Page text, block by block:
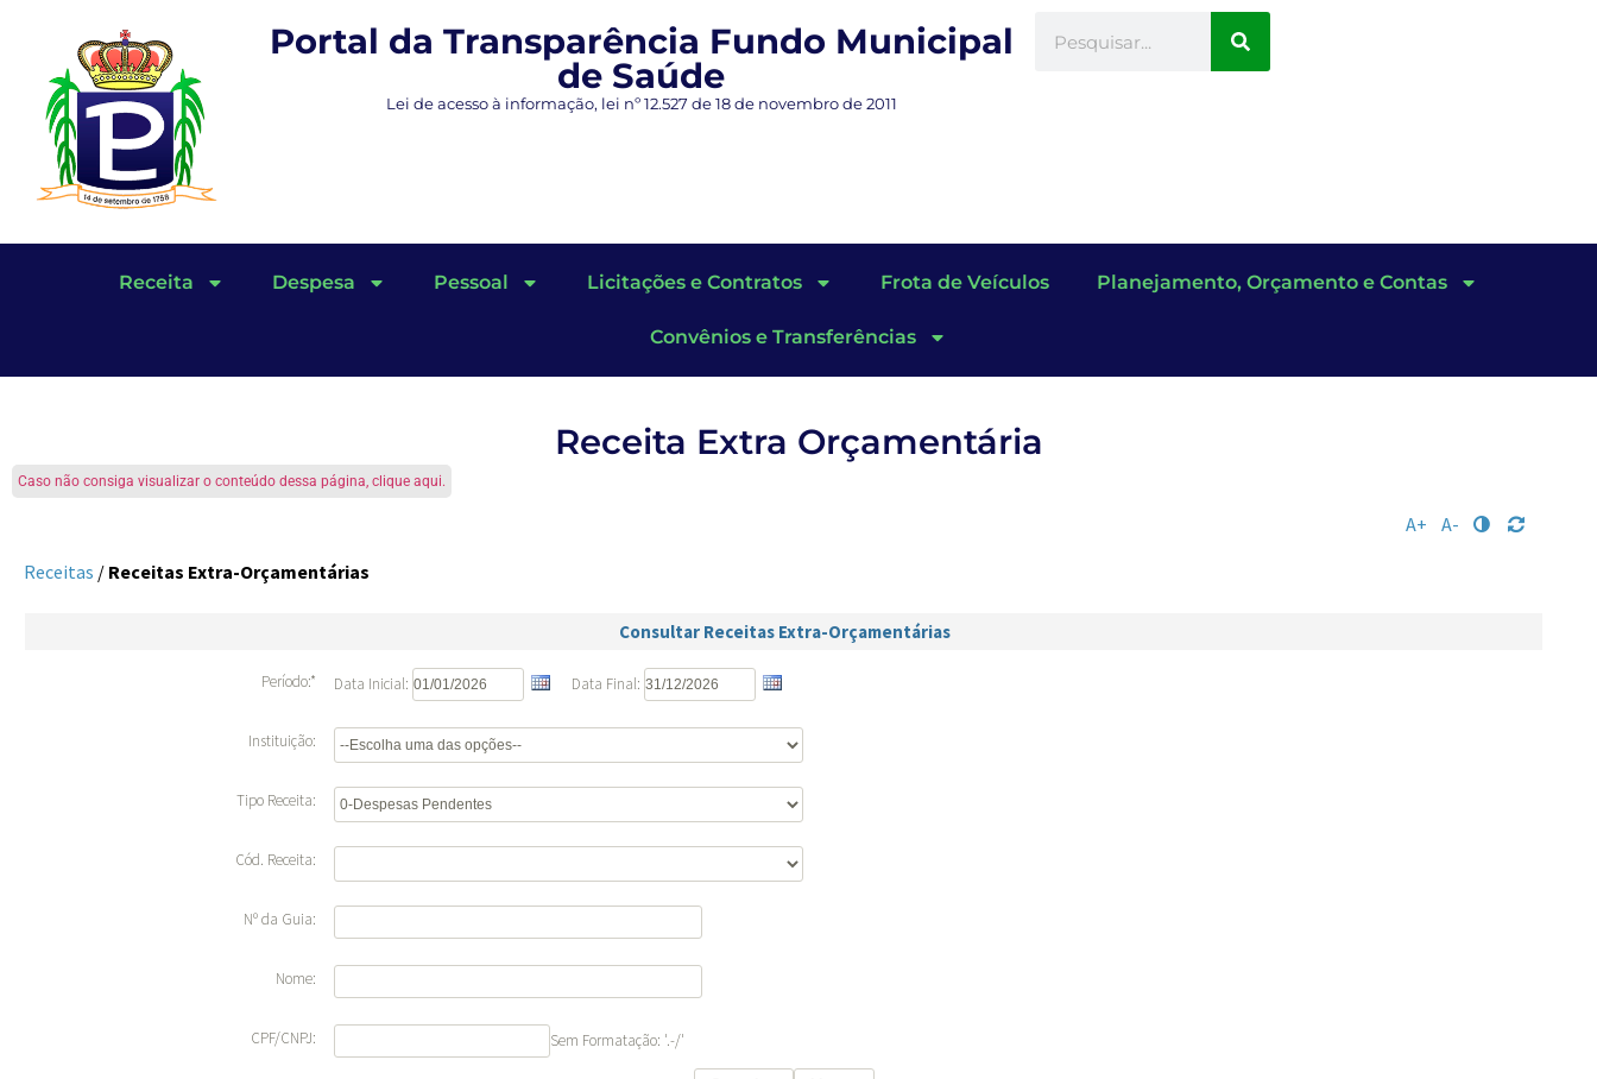
Portal da Transparência Fundo Municipal
de Saúde
Lei de acesso à informação, lei nº 12.527 de 18 de novembro de 2011
Receita Despesa Pessoal Licitações e Contratos Frota de Veículos Planejamento, Orçamento e Contas
Convênios e Transferências
Receita Extra Orçamentária
Caso não consiga visualizar o conteúdo dessa página, clique aqui.